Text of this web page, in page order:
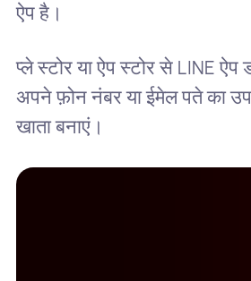
ऐप है।
प्ले स्टोर या ऐप स्टोर से LINE
अपने फ़ोन नंबर या ईमेल पते का
खाता बनाएं।